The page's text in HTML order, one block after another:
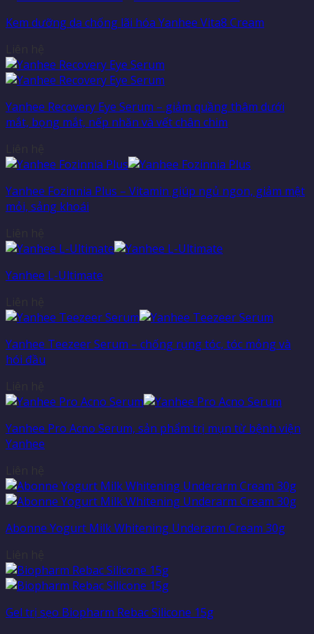
Kem dưỡng da chống lãi hóa Yanhee Vita8 Cream
Yanhee Recovery Eye Serum – giảm quầng thâm dưới
mắt, bọng mắt, nếp nhăn và vết chân chim
Yanhee Fozinnia Plus – Vitamin giúp ngủ ngon, giảm mệt
mỏi, sảng khoái
Yanhee L-Ultimate
Yanhee Teezeer Serum – chống rụng tóc, tóc mỏng và
hói đầu
Yanhee Pro Acno Serum, sản phẩm trị mụn từ bệnh viện
Yanhee
Abonne Yogurt Milk Whitening Underarm Cream 30g
Gel trị sẹo Biopharm Rebac Silicone 15g